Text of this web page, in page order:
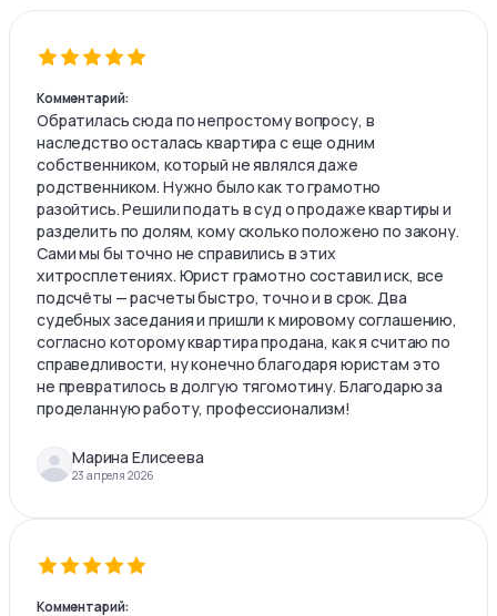
Комментарий:
Обратилась сюда по непростому вопросу, в
наследство осталась квартира с еще одним
собственником, который не являлся даже
родственником. Нужно было как то грамотно
разойтись. Решили подать в суд о продаже квартиры и
разделить по долям, кому сколько положено по закону.
Сами мы бы точно не справились в этих
хитросплетениях. Юрист грамотно составил иск, все
подсчёты — расчеты быстро, точно и в срок. Два
судебных заседания и пришли к мировому соглашению,
согласно которому квартира продана, как я считаю по
справедливости, ну конечно благодаря юристам это
не превратилось в долгую тягомотину. Благодарю за
проделанную работу, профессионализм!
Марина Елисеева
23 апреля 2026
Комментарий: